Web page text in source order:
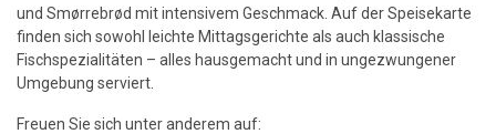
und Smørrebrød mit intensivem Geschmack. Auf der Speisekarte
finden sich sowohl leichte Mittagsgerichte als auch klassische
Fischspezialitäten – alles hausgemacht und in ungezwungener
Umgebung serviert.
Freuen Sie sich unter anderem auf: